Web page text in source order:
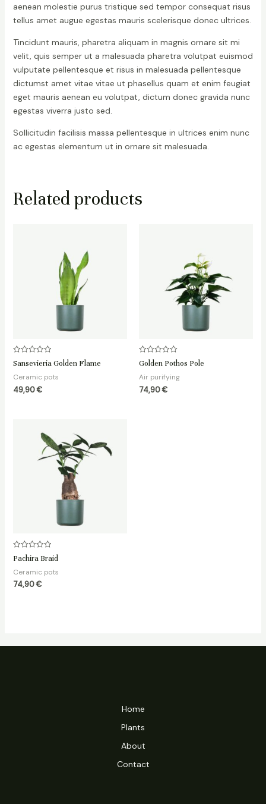
aenean molestie purus tristique sed tempor consequat risus
tellus amet augue egestas mauris scelerisque donec ultrices.
Tincidunt mauris, pharetra aliquam in magnis ornare sit mi
velit, quis semper ut a malesuada pharetra volutpat euismod
vulputate pellentesque et risus in malesuada pellentesque
dictumst amet vitae vitae ut phasellus quam et enim feugiat
eget mauris aenean eu volutpat, dictum donec gravida nunc
egestas viverra justo sed.
Sollicitudin facilisis massa pellentesque in ultrices enim nunc
ac egestas elementum ut in ornare sit malesuada.
Related products
Rated
0
out
of
5
Sansevieria Golden Flame
Ceramic pots
49,90€
Rated
0
out
of
5
Golden Pothos Pole
Air purifying
74,90€
Rated
0
out
of
5
Pachira Braid
Ceramic pots
74,90€
Home
Plants
About
Contact